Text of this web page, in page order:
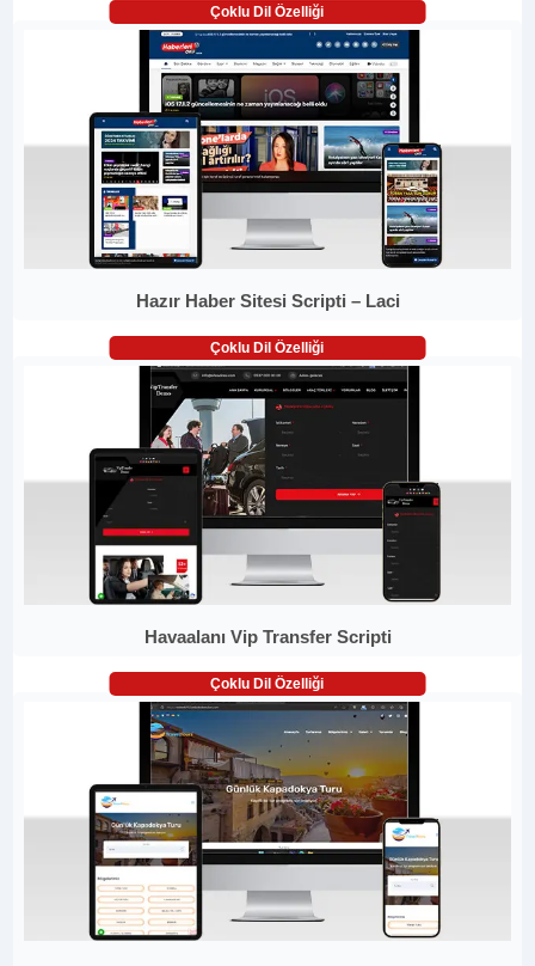
Çoklu Dil Özelliği
Hazır Haber Sitesi Scripti – Laci
Çoklu Dil Özelliği
Havaalanı Vip Transfer Scripti
Çoklu Dil Özelliği